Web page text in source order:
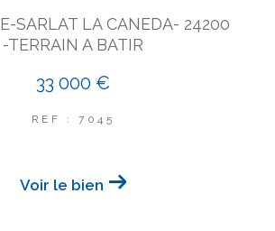
SARLAT LA CANEDA- 24200
-TERRAIN A BATIR
33 000 €
REF : 7045
Voir le bien